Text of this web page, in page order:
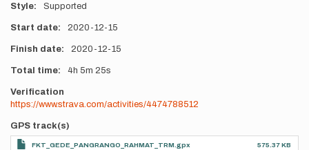
Style Supported
Start date 2020-12-15
Finish date 2020-12-15
Total time 4h 5m 25s
Verification
https://www.strava.com/activities/4474788512
GPS track(s)
FKT_GEDE_PANGRANGO_RAHMAT_TRM.gpx 575.37 KB